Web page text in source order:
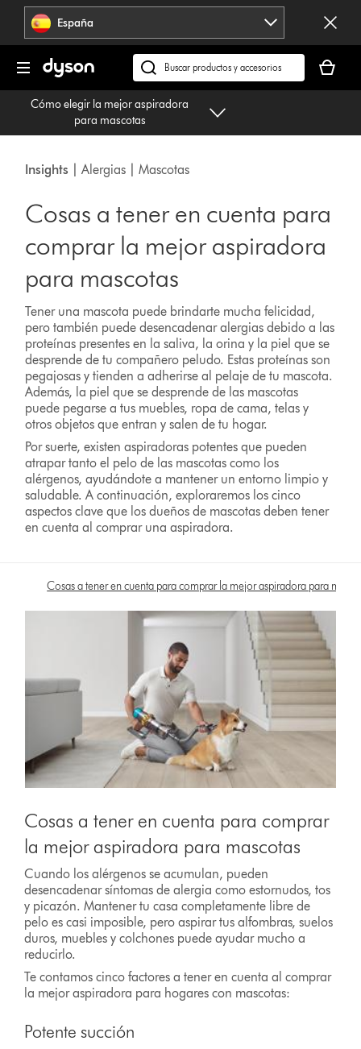
Omitir
navegación España
Buscar
en
dyson.es
cesta
está
Cómo elegir la mejor aspiradora
para mascotas
Insights | Alergias | Mascotas
Cosas a tener en cuenta para
comprar la mejor aspiradora
para mascotas
Tener una mascota puede brindarte mucha felicidad,
pero también puede desencadenar alergias debido a las
proteínas presentes en la saliva, la orina y la piel que se
desprende de tu compañero peludo. Estas proteínas son
pegajosas y tienden a adherirse al pelaje de tu mascota.
Además, la piel que se desprende de las mascotas
puede pegarse a tus muebles, ropa de cama, telas y
otros objetos que entran y salen de tu hogar.
Por suerte, existen aspiradoras potentes que pueden
atrapar tanto el pelo de las mascotas como los
alérgenos, ayudándote a mantener un entorno limpio y
saludable. A continuación, exploraremos los cinco
aspectos clave que los dueños de mascotas deben tener
en cuenta al comprar una aspiradora.
Cosas a tener en cuenta para comprar la mejor aspiradora para
Cosas a tener en cuenta para comprar
la mejor aspiradora para mascotas
Cuando los alérgenos se acumulan, pueden
desencadenar síntomas de alergia como estornudos, tos
y picazón. Mantener tu casa completamente libre de
pelo es casi imposible, pero aspirar tus alfombras, suelos
duros, muebles y colchones puede ayudar mucho a
reducirlo.
Te contamos cinco factores a tener en cuenta al comprar
la mejor aspiradora para hogares con mascotas:
Potente succión